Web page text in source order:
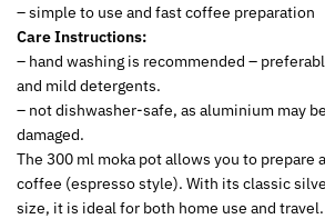
– simple to use and fast coffee preparation
Care Instructions:
– hand washing is recommended –
and mild detergents.
– not dishwasher-safe, as aluminium may
damaged.
The 300 ml moka pot allows you to prepare
coffee (espresso style). With its classic
size, it is ideal for both home use and travel.